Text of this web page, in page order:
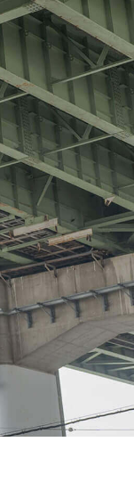
一覧
方針